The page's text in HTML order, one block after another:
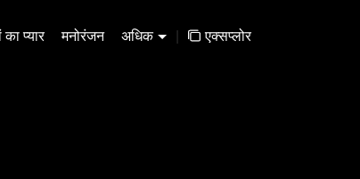
प्यार मनोरंजन अधिक | एक्सप्लोर